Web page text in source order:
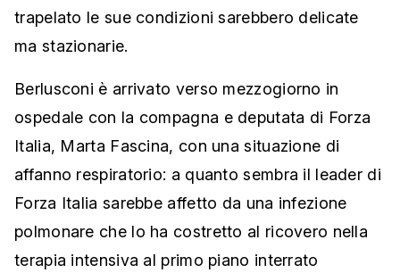
trapelato le sue condizioni sarebbero delicate
ma stazionarie.
Berlusconi è arrivato verso mezzogiorno in
ospedale con la compagna e deputata di Forza
Italia, Marta Fascina, con una situazione di
affanno respiratorio: a quanto sembra il leader di
Forza Italia sarebbe affetto da una infezione
polmonare che lo ha costretto al ricovero nella
terapia intensiva al primo piano interrato